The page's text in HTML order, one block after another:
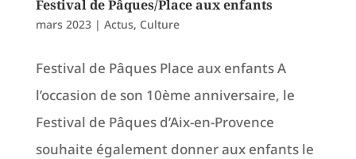
Festival de Pâques/Place aux enfants
mars 2023| Actus, Culture
Festival de Pâques Place aux enfants A
l’occasion de son 10ème anniversaire, le
Festival de Pâques d’Aix-en-Provence
souhaite également donner aux enfants le